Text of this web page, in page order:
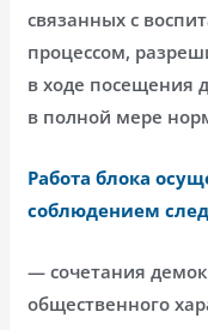
связанных с
процессом,
в ходе посещения
в полной мере
Работа блока
соблюдением
— сочетания
общественного